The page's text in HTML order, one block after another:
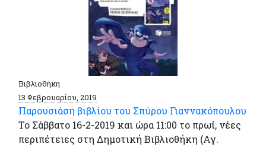
Βιβλιοθήκη
13 Φεβρουαρίου, 2019
Παρουσιάση βιβλίου του Σπύρου Γιαννακόπουλου
Το Σάββατο 16-2-2019 και ώρα 11:00 το πρωί, νέες
περιπέτειες στη Δημοτική Βιβλιοθήκη (Αγ.